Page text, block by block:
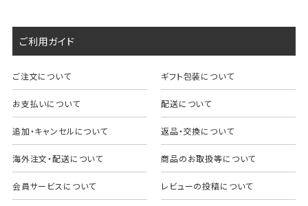
ご利用ガイド
ご注文について ギフト包装について
お支払いについて 配送について
追加・キャンセルについて 返品・交換について
海外注文・配送について 商品のお取扱等について
会員サービスについて レビューの投稿について